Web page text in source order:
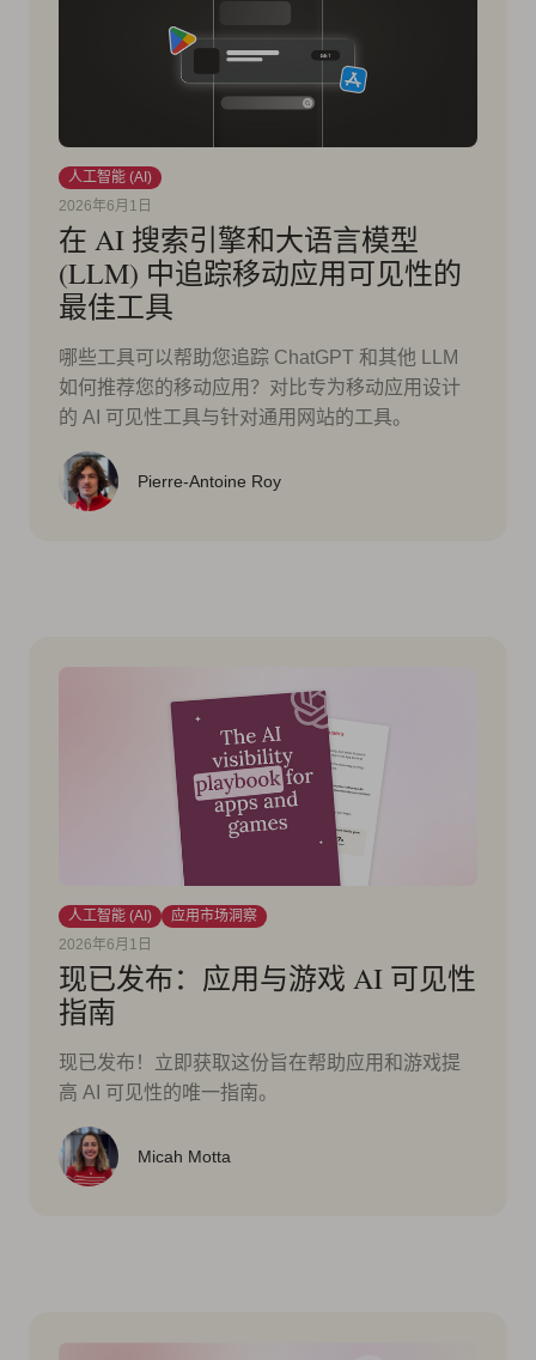
人工智能 (AI)
2026年6月1日
在 AI 搜索引擎和大语言模型
(LLM) 中追踪移动应用可见性的
最佳工具
哪些工具可以帮助您追踪 ChatGPT 和其他 LLM
如何推荐您的移动应用？对比专为移动应用设计
的 AI 可见性工具与针对通用网站的工具。
Pierre-Antoine Roy
人工智能 (AI)
应用市场洞察
2026年6月1日
现已发布：应用与游戏 AI 可见性
指南
现已发布！立即获取这份旨在帮助应用和游戏提
高 AI 可见性的唯一指南。
Micah Motta